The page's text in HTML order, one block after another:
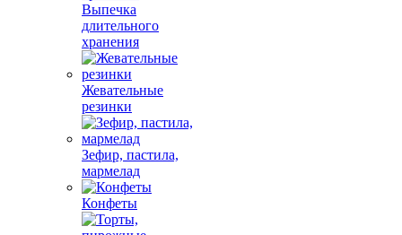
Выпечка
длительного
хранения
Жевательные
резинки
Зефир, пастила,
мармелад
Конфеты